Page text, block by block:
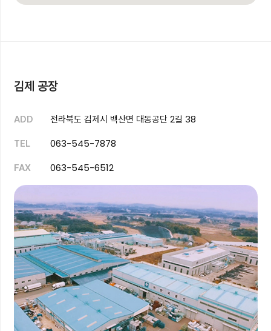
김제 공장
ADD 전라북도 김제시 백산면 대동공단 2길 38
TEL 063-545-7878
FAX 063-545-6512